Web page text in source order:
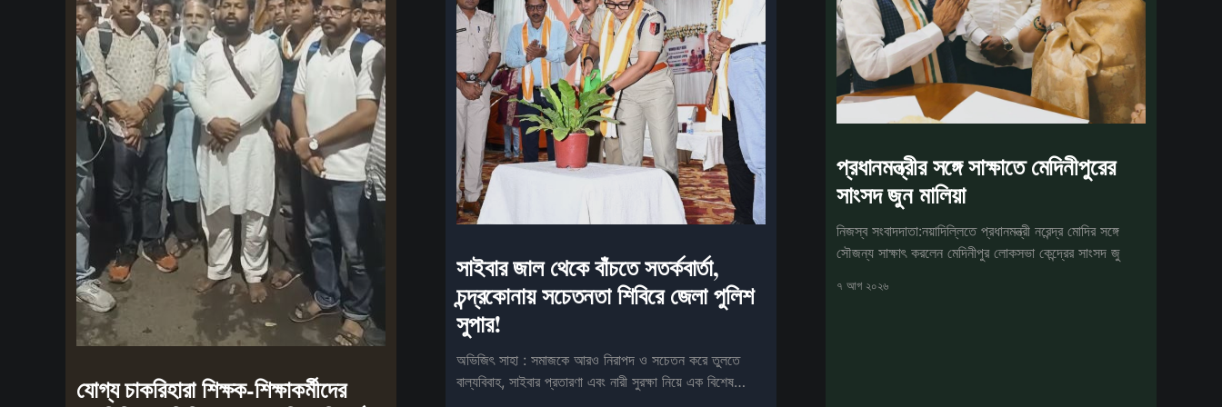
যোগ্য চাকরিহারা শিক্ষক-শিক্ষাকর্মীদের
সাইবার জাল থেকে বাঁচতে সতর্কবার্তা,
চন্দ্রকোনায় সচেতনতা শিবিরে জেলা পুলিশ
সুপার!
অভিজিৎ সাহা : সমাজকে আরও নিরাপদ ও সচেতন করে তুলতে
বাল্যবিবাহ, সাইবার প্রতারণা এবং নারী সুরক্ষা নিয়ে এক বিশেষ
প্রধানমন্ত্রীর সঙ্গে সাক্ষাতে মেদিনীপুরের
সাংসদ জুন মালিয়া
নিজস্ব সংবাদদাতা:নয়াদিল্লিতে প্রধানমন্ত্রী নরেন্দ্র মোদির সঙ্গে
সৌজন্য সাক্ষাৎ করলেন মেদিনীপুর লোকসভা কেন্দ্রের সাংসদ জু
৭ আগ ২০২৬